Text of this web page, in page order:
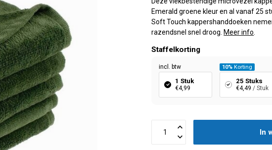
Emerald groene kleur en al vanaf 25
Soft Touch kappershanddoeken
razendsnel snel droog. Meer info
Staffelkorting
incl. btw
1 Stuk
€4,99
10%Korting
25 Stuks
€4,49 / Stuk
In